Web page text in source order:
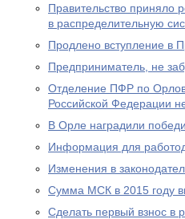
Правительство приняло
в распределительную
Продлено вступление в
Предприниматель, не
Отделение ПФР по
Российской Федерации
В Орле наградили
Информация для
Изменения в
Сумма МСК в 2015 году
Сделать первый взнос в